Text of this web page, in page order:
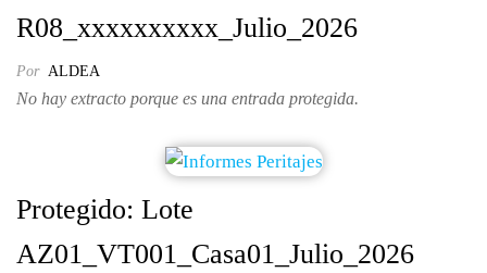
R08_xxxxxxxxxx_Julio_2026
Por ALDEA
No hay extracto porque es una entrada protegida.
Protegido: Lote
AZ01_VT001_Casa01_Julio_2026